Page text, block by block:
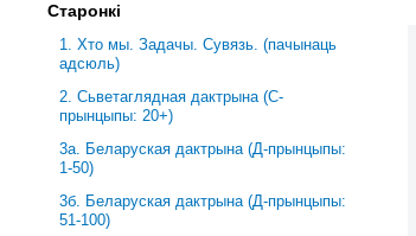
Старонкі
1. Хто мы. Задачы. Сувязь. (пачынаць
адсюль)
2. Сьветаглядная дактрына (С-
прынцыпы: 20+)
3a. Беларуская дактрына (Д-прынцыпы:
1-50)
3б. Беларуская дактрына (Д-прынцыпы:
51-100)